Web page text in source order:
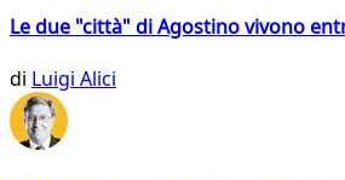
Le due "città" di Agostino vivono
di Luigi Alici